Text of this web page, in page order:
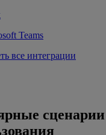
Teams
все интеграции
сценарии